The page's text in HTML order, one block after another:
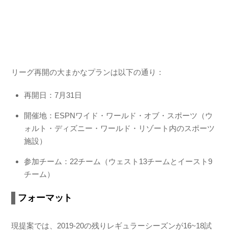
リーグ再開の大まかなプランは以下の通り：
再開日：7月31日
開催地：ESPNワイド・ワールド・オブ・スポーツ（ウ
ォルト・ディズニー・ワールド・リゾート内のスポーツ
施設）
参加チーム：22チーム（ウェスト13チームとイースト9
チーム）
フォーマット
現提案では、2019-20の残りレギュラーシーズンが16~18試